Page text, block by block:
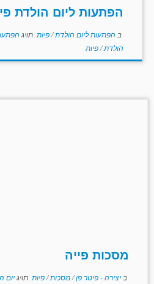
הפתעות ליום הולדת
ב הפתעות ליום הולדת/פיות תויג
הולדת/פיות
מסכות פייה
ב יצירה - פיטר פן/מסכות/פיות תויגיום